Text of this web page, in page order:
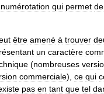
numérotation qui permet de
être amené à trouver
un caractère
(nombreuses
commerciale), ce qui
pas en tant que tel